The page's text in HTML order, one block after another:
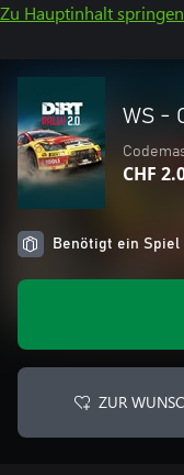
Zu Hauptinhalt springen
WS -
CHF
Benötigt ein Spiel
ZUR